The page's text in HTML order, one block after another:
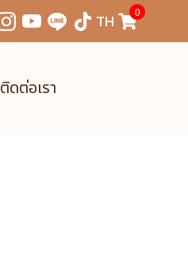
TH 0
ติดต่อเรา